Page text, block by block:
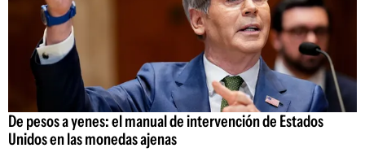
De pesos a yenes: el manual de intervención de Estados
Unidos en las monedas ajenas